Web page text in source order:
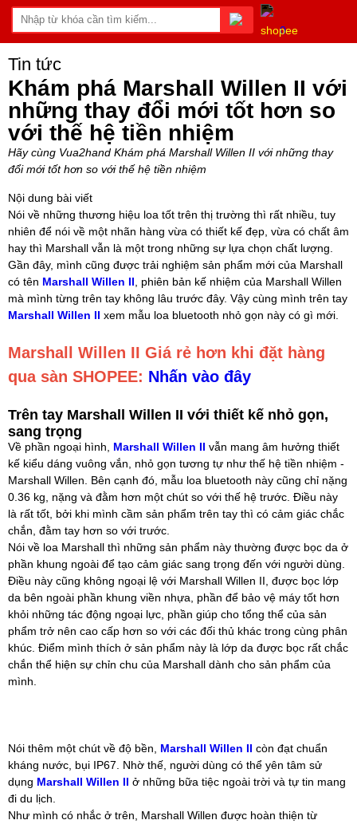
0
Tin tức
Khám phá Marshall Willen II với
những thay đổi mới tốt hơn so
với thế hệ tiền nhiệm
Hãy cùng Vua2hand Khám phá Marshall Willen II với những thay
đổi mới tốt hơn so với thế hệ tiền nhiệm
Nội dung bài viết
Nói về những thương hiệu loa tốt trên thị trường thì rất nhiều, tuy
nhiên để nói về một nhãn hàng vừa có thiết kế đẹp, vừa có chất âm
hay thì Marshall vẫn là một trong những sự lựa chọn chất lượng.
Gần đây, mình cũng được trải nghiệm sản phẩm mới của Marshall
có tên Marshall Willen II , phiên bản kế nhiệm của Marshall Willen
mà mình từng trên tay không lâu trước đây. Vậy cùng mình trên tay
Marshall Willen II xem mẫu loa bluetooth nhỏ gọn này có gì mới.
Marshall Willen II Giá rẻ hơn khi đặt hàng
qua sàn SHOPEE: Nhấn vào đây
Trên tay Marshall Willen II với thiết kế nhỏ gọn,
sang trọng
Về phần ngoại hình, Marshall Willen II vẫn mang âm hưởng thiết
kế kiểu dáng vuông vắn, nhỏ gọn tương tự như thế hệ tiền nhiệm -
Marshall Willen. Bên cạnh đó, mẫu loa bluetooth này cũng chỉ nặng
0.36 kg, nặng và đằm hơn một chút so với thế hệ trước. Điều này
là rất tốt, bởi khi mình cầm sản phẩm trên tay thì có cảm giác chắc
chắn, đằm tay hơn so với trước.
Nói về loa Marshall thì những sản phẩm này thường được bọc da ở
phần khung ngoài để tạo cảm giác sang trọng đến với người dùng.
Điều này cũng không ngoại lệ với Marshall Willen II, được bọc lớp
da bên ngoài phần khung viền nhựa, phần để bảo vệ máy tốt hơn
khỏi những tác động ngoại lực, phần giúp cho tổng thể của sản
phẩm trở nên cao cấp hơn so với các đối thủ khác trong cùng phân
khúc. Điểm mình thích ở sản phẩm này là lớp da được bọc rất chắc
chắn thể hiện sự chỉn chu của Marshall dành cho sản phẩm của
mình.
Nói thêm một chút về độ bền, Marshall Willen II còn đạt chuẩn
kháng nước, bụi IP67. Nhờ thế, người dùng có thể yên tâm sử
dụng Marshall Willen II ở những bữa tiệc ngoài trời và tự tin mang
đi du lịch.
Như mình có nhắc ở trên, Marshall Willen được hoàn thiện từ